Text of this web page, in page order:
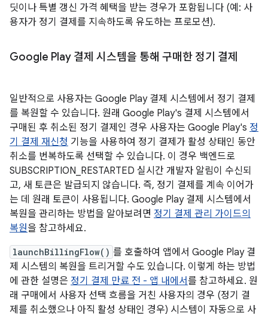
딧이나 특별 갱신 가격 혜택을 받는 경우가 포함됩니다 (예: 사
용자가 정기 결제를 지속하도록 유도하는 프로모션).
Google Play 결제 시스템을 통해 구매한 정기 결제
일반적으로 사용자는 Google Play 결제 시스템에서 정기 결제
를 복원할 수 있습니다. 원래 Google Play's 결제 시스템에서
구매된 후 취소된 정기 결제인 경우 사용자는 Google Play's 정
기 결제 재신청 기능을 사용하여 정기 결제가 활성 상태인 동안
취소를 번복하도록 선택할 수 있습니다. 이 경우 백엔드로
SUBSCRIPTION_RESTARTED 실시간 개발자 알림이 수신되
고, 새 토큰은 발급되지 않습니다. 즉, 정기 결제를 계속 이어가
는 데 원래 토큰이 사용됩니다. Google Play 결제 시스템에서
복원을 관리하는 방법을 알아보려면 정기 결제 관리 가이드의
복원을 참고하세요.
launchBillingFlow() 를 호출하여 앱에서 Google Play 결
제 시스템의 복원을 트리거할 수도 있습니다. 이렇게 하는 방법
에 관한 설명은 정기 결제 만료 전 - 앱 내에서를 참고하세요. 원
래 구매에서 사용자 선택 흐름을 거친 사용자의 경우 (정기 결
제를 취소했으나 아직 활성 상태인 경우) 시스템이 자동으로 사